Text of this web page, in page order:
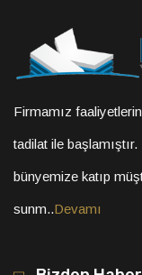
Firmamız
tadilat ile
bünyemize katıp
sunm..Devamı